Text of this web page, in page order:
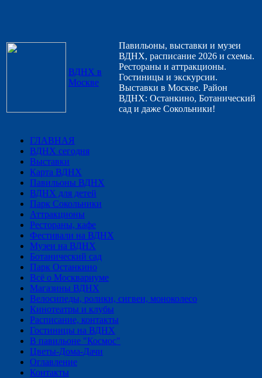
ВДНХ в
Москве
Павильоны, выставки и музеи
ВДНХ, расписание 2026 и схемы.
Рестораны и аттракционы.
Гостиницы и экскурсии.
Выставки в Москве. Район
ВДНХ: Останкино, Ботанический
сад и даже Сокольники!
ГЛАВНАЯ
ВДНХ сегодня
Выставки
Карта ВДНХ
Павильоны ВДНХ
ВДНХ для детей
Парк Сокольники
Аттракционы
Рестораны, кафе
Фестивали на ВДНХ
Музеи на ВДНХ
Ботанический сад
Парк Останкино
Всё о Москвариуме
Магазины ВДНХ
Велосипеды, ролики, сигвеи, моноколесо
Кинотеатры и клубы
Расписание, контакты
Гостиницы на ВДНХ
В павильоне "Космос"
Цветы-Дома-Дачи
Оглавление
Контакты